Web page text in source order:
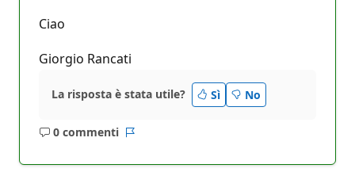
Ciao
Giorgio Rancati
La risposta è stata utile? Sì No
0 commenti
Nessun